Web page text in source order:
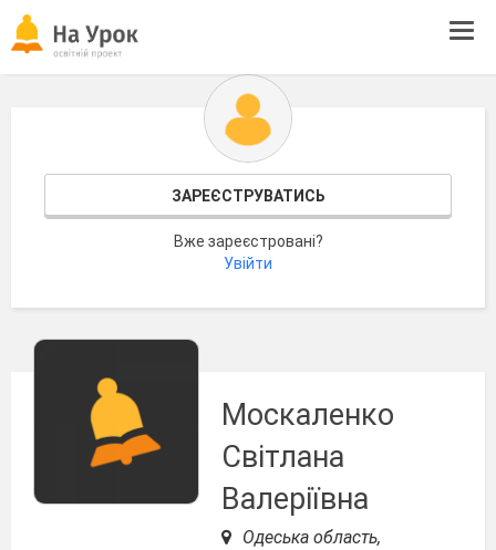
ЗАРЕЄСТРУВАТИСЬ
Вже зареєстровані?
Увійти
Москаленко
Світлана
Валеріївна
Одеська область,